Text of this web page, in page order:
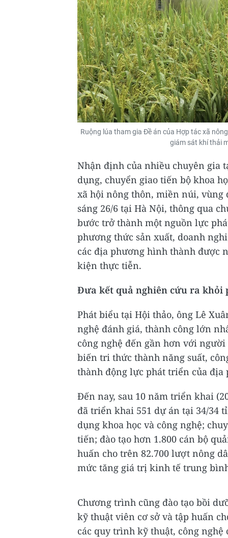
Ruộng lúa tham gia Đề án của Hợp tác xã
giám sát khí thải
Nhận định của nhiều chuyên gia
dụng, chuyển giao tiến bộ khoa
xã hội nông thôn, miền núi, vùng
sáng 26/6 tại Hà Nội, thông qua
bước trở thành một nguồn lực
phương thức sản xuất, doanh
các địa phương hình thành được
kiện thực tiễn.
Đưa kết quả nghiên cứu ra khỏi
Phát biểu tại Hội thảo, ông Lê
nghệ đánh giá, thành công lớn
công nghệ đến gần hơn với
biến tri thức thành năng suất,
thành động lực phát triển của địa
Đến nay, sau 10 năm triển khai
đã triển khai 551 dự án tại 34/34
dụng khoa học và công nghệ;
tiến; đào tạo hơn 1.800 cán bộ
huấn cho trên 82.700 lượt nông
mức tăng giá trị kinh tế trung
Chương trình cũng đào tạo bồi
kỹ thuật viên cơ sở và tập huấn
các quy trình kỹ thuật, công